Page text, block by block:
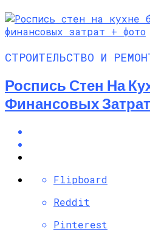
СТРОИТЕЛЬСТВО И
Роспись Стен На
Финансовых
Flipboard
Reddit
Pinterest